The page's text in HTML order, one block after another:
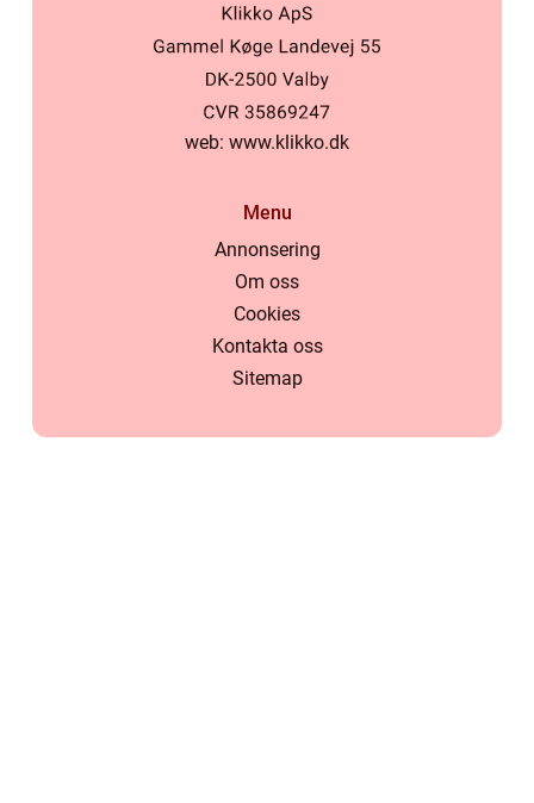
web: www.klikko.dk
Menu
Annonsering
Om oss
Cookies
Kontakta oss
Sitemap